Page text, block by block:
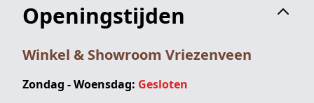
Openingstijden
Winkel & Showroom Vriezenveen
Zondag - Woensdag: Gesloten